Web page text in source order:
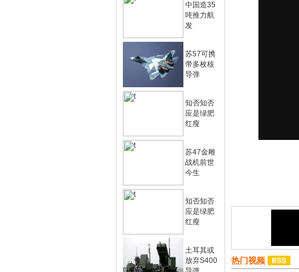
中国造35
吨推力航
发
苏57可携
带多枚核
导弹
知否知否
应是绿肥
红瘦
苏47金雕
战机前世
今生
知否知否
应是绿肥
红瘦
土耳其或
放弃S400
热门视频